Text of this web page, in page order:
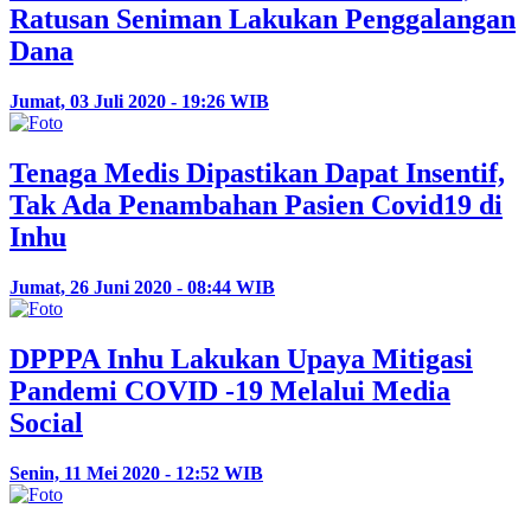
Ratusan Seniman Lakukan Penggalangan
Dana
Jumat, 03 Juli 2020 - 19:26 WIB
Tenaga Medis Dipastikan Dapat Insentif,
Tak Ada Penambahan Pasien Covid19 di
Inhu
Jumat, 26 Juni 2020 - 08:44 WIB
DPPPA Inhu Lakukan Upaya Mitigasi
Pandemi COVID -19 Melalui Media
Social
Senin, 11 Mei 2020 - 12:52 WIB